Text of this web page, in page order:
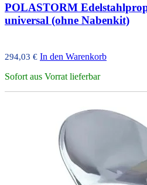
POLASTORM
universal (ohne Nabenkit)
294,03 € In den Warenkorb
Sofort aus Vorrat lieferbar